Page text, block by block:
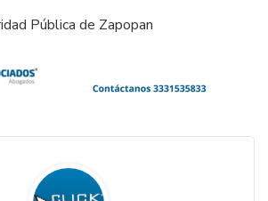
Pública de Zapopan